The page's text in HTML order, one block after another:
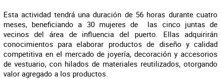
Esta actividad tendrá una duración de 56 horas durante cuatro
meses, beneficiando a 30 mujeres de las cinco juntas de
vecinos del área de influencia del puerto. Ellas adquirirán
conocimientos para elaborar productos de diseño y calidad
competitiva en el mercado de joyería, decoración y accesorios
de vestuario, con hilados de materiales reutilizados, otorgando
valor agregado a los productos.